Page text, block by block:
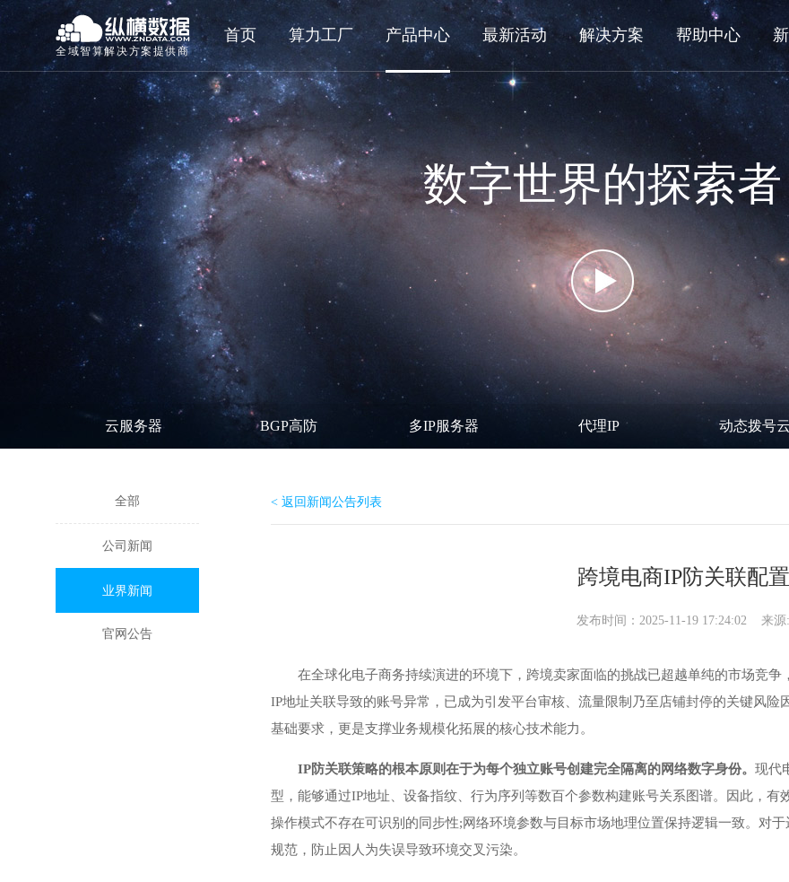
全域智算解决方案提供商
首页 算力工厂 产品中心 最新活动 解决方案 帮助中心
数字世界的探索者
云服务器 BGP高防 多IP服务器 代理IP 动态拨号云
全部
公司新闻
业界新闻
官网公告
< 返回新闻公告列表
跨境电商IP防关联配
发布时间：2025-11-19 17:24:02 来源:
在全球化电子商务持续演进的环境下，跨境卖家面临的挑战已超越单纯的市场竞
IP地址关联导致的账号异常，已成为引发平台审核、流量限制乃至店铺封停的关键风
基础要求，更是支撑业务规模化拓展的核心技术能力。
IP防关联策略的根本原则在于为每个独立账号创建完全隔离的网络数字身份。 现代
型，能够通过IP地址、设备指纹、行为序列等数百个参数构建账号关系图谱。因此，
操作模式不存在可识别的同步性;网络环境参数与目标市场地理位置保持逻辑一致。对
规范，防止因人为失误导致环境交叉污染。